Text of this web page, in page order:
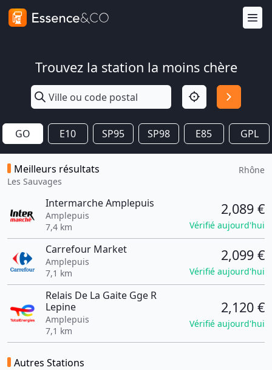
Trouvez la station la moins chère
GO E10 SP95 SP98 E85 GPL
Meilleurs résultats
Les Sauvages
Rhône
Intermarche Amplepuis
Amplepuis
7,4 km
2,089 €
Vérifié aujourd'hui
Carrefour Market
Amplepuis
7,1 km
2,099 €
Vérifié aujourd'hui
Relais De La Gaite Gge R
Lepine
Amplepuis
7,1 km
2,120 €
Vérifié aujourd'hui
Autres Stations